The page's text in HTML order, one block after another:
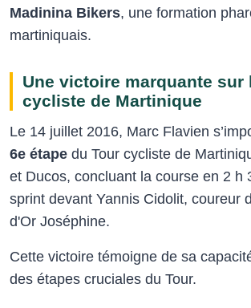
Madinina Bikers, une formation
martiniquais.
Une victoire marquante sur le Tour
cycliste de Martinique
Le 14 juillet 2016, Marc Flavien
6e étape du Tour cycliste de
et Ducos, concluant la course en 2 h
sprint devant Yannis Cidolit, coureur
d'Or Joséphine.
Cette victoire témoigne de sa
des étapes cruciales du Tour.